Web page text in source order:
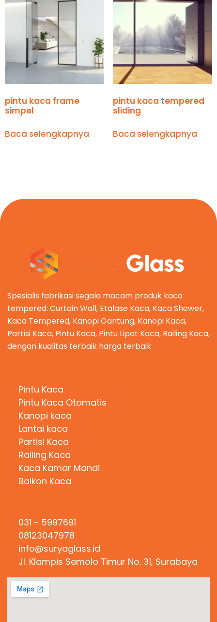
pintu kaca frame
simpel
Baca selengkapnya
pintu kaca tempered
sliding
Baca selengkapnya
Spesialis fabrikasi segala macam produk kaca
tempered: Curtain Wall, Etalase Kaca, Kaca Shower,
Kaca Tempered, Kanopi Gantung, Kanopi Kaca,
Partisi Kaca, Pintu Kaca, Pintu Lipat Kaca, Railing Kaca,
dengan kualitas terbaik harga terbaik
Pintu Kaca
Pintu Kaca Otomatis
Kanopi kaca
Lantai kaca
Partisi Kaca
Railing Kaca
Kaca Kamar Mandi
Balkon Kaca
031 - 5997691
08123047978
info@suryaglass.id
Jl. Klampis Semolo Timur No. 31, Surabaya